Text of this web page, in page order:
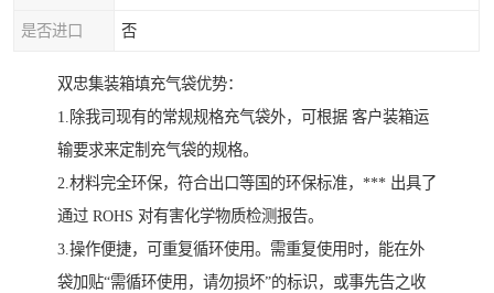
是否进口 否
双忠集装箱填充气袋优势：
1.除我司现有的常规规格充气袋外，可根据 客户装箱运
输要求来定制充气袋的规格。
2.材料完全环保，符合出口等国的环保标准，*** 出具了
通过 ROHS 对有害化学物质检测报告。
3.操作便捷，可重复循环使用。需重复使用时，能在外
袋加贴“需循环使用，请勿损坏”的标识，或事先告之收